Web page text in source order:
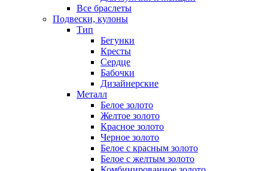
Все браслеты
Подвески, кулоны
Тип
Бегунки
Кресты
Сердце
Бабочки
Дизайнерские
Металл
Белое золото
Желтое золото
Красное золото
Черное золото
Белое с красным золото
Белое с желтым золото